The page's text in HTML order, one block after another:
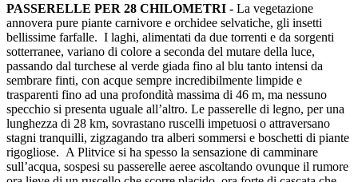
PASSERELLE PER 28 CHILOMETRI - La vegetazione
annovera pure piante carnivore e orchidee selvatiche, gli insetti
bellissime farfalle. I laghi, alimentati da due torrenti e da sorgenti
sotterranee, variano di colore a seconda del mutare della luce,
passando dal turchese al verde giada fino al blu tanto intensi da
sembrare finti, con acque sempre incredibilmente limpide e
trasparenti fino ad una profondità massima di 46 m, ma nessuno
specchio si presenta uguale all’altro. Le passerelle di legno, per una
lunghezza di 28 km, sovrastano ruscelli impetuosi o attraversano
stagni tranquilli, zigzagando tra alberi sommersi e boschetti di piante
rigogliose. A Plitvice si ha spesso la sensazione di camminare
sull’acqua, sospesi su passerelle aeree ascoltando ovunque il rumore